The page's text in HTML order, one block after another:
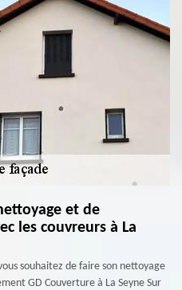
et de
les couvreurs à La
souhaitez de faire son nettoyage
GD Couverture à La Seyne Sur